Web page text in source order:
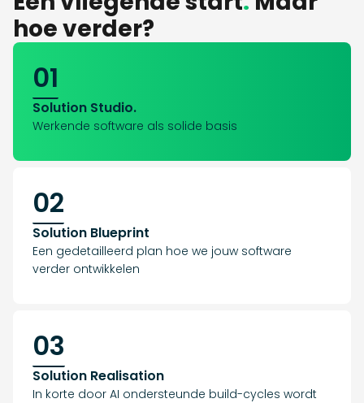
hoe verder?
01
Solution Studio.
Werkende software als solide basis
02
Solution Blueprint
Een gedetailleerd plan hoe we jouw software
verder ontwikkelen
03
Solution Realisation
In korte door AI ondersteunde build-cycles wordt